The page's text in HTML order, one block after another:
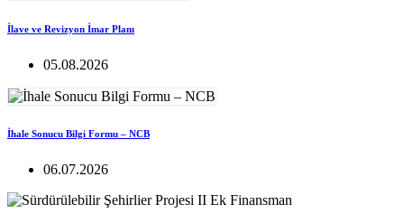
İlave ve Revizyon İmar Planı
05.08.2026
İhale Sonucu Bilgi Formu – NCB
06.07.2026